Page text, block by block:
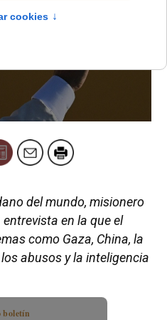
del mundo, misionero
en la que el
como Gaza, China, la
abusos y la inteligencia
boletín